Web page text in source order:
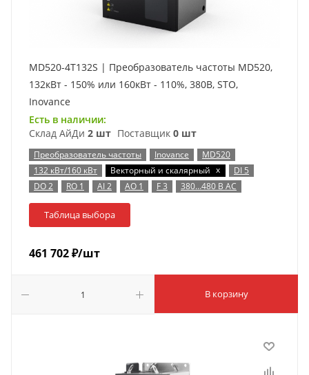
MD520-4T132S | Преобразователь частоты MD520,
132кВт - 150% или 160кВт - 110%, 380В, STO,
Inovance
Есть в наличии:
Склад АйДи 2 шт Поставщик 0 шт
Преобразователь частоты Inovance
MD520
132 кВт/160 кВт
Векторный и скалярный x
DI 5
DO 2
RO 1 AI 2 AO 1 F 3 380…480 В AC
Таблица выбора
461 702₽/шт
В корзину